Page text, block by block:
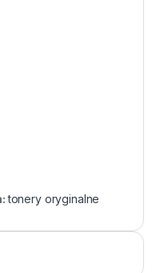
tonery oryginalne